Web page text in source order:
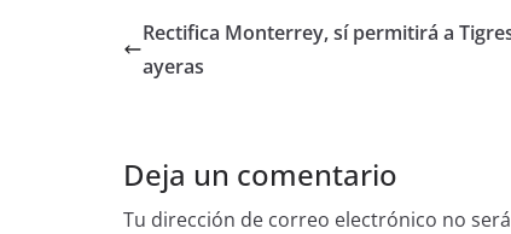
e
b
k
er e
Rectifica Monterrey, sí permitirá a
ayeras
Deja un comentario
Tu dirección de correo electrónico no